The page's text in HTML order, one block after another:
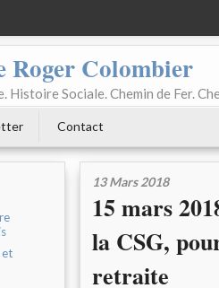
Roger Colombier
Histoire Sociale. Chemin de Fer.
Contact
et
13 Mars 2018
15 mars
la CSG,
retraite